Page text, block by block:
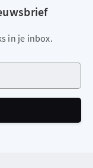
in je inbox.